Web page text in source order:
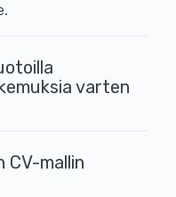
varten
CV-mallin